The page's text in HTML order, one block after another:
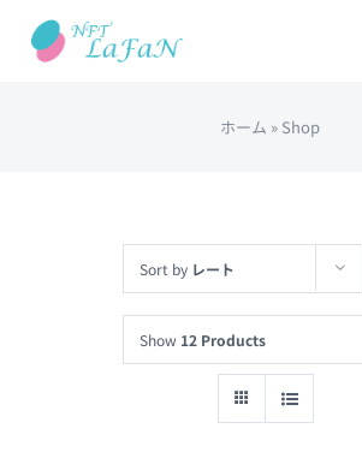
Skip
HOME
NFTショップ
REDEEM(現物と交換)
ホーム » Shop
Sort by レート
Show 12 Products